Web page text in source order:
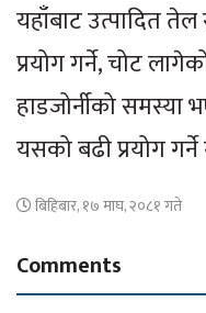
यहाँबाट उत्पादित
प्रयोग गर्ने, चोट
हाडजोर्नीको
यसको बढी प्रयोग
बिहिबार, १७ माघ, २०८१ गते
Comments